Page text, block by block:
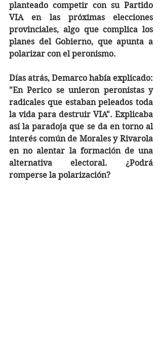
planteado competir con su Partido
VIA en las próximas elecciones
provinciales, algo que complica los
planes del Gobierno, que apunta a
polarizar con el peronismo.
Días atrás, Demarco había explicado:
"En Perico se unieron peronistas y
radicales que estaban peleados toda
la vida para destruir VIA". Explicaba
así la paradoja que se da en torno al
interés común de Morales y Rivarola
en no alentar la formación de una
alternativa electoral. ¿Podrá
romperse la polarización?